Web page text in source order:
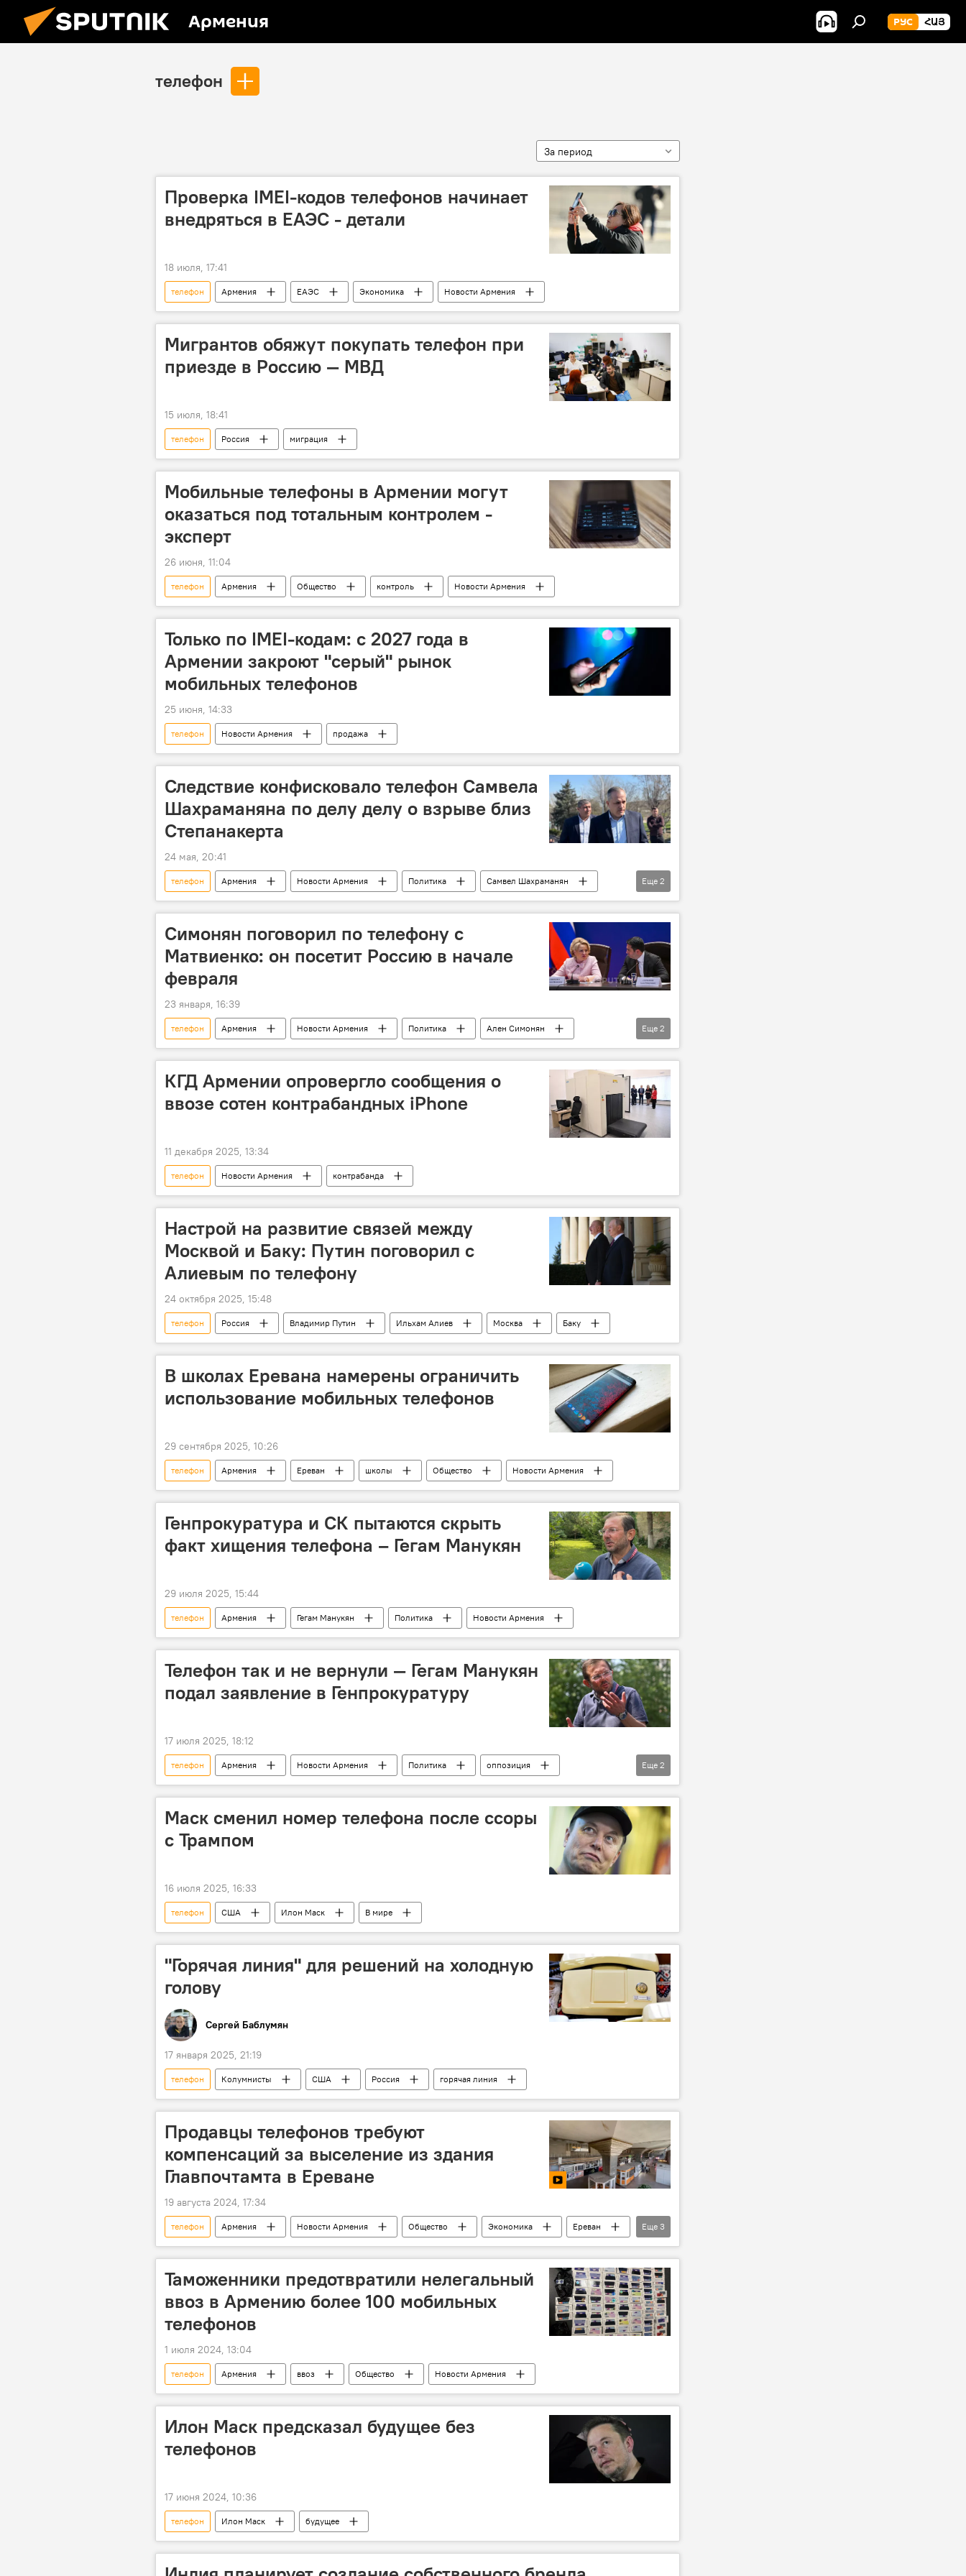
Армения РУС ՀԱՅ
телефон
За период
Проверка IMEI-кодов телефонов начинает
внедряться в ЕАЭС - детали
18 июля, 17:41
телефон Армения ЕАЭС Экономика Новости Армения
Мигрантов обяжут покупать телефон при
приезде в Россию — МВД
15 июля, 18:41
телефон Россия миграция
Мобильные телефоны в Армении могут
оказаться под тотальным контролем -
эксперт
26 июня, 11:04
телефон Армения Общество контроль Новости Армения
Только по IMEI-кодам: с 2027 года в
Армении закроют "серый" рынок
мобильных телефонов
25 июня, 14:33
телефон Новости Армения продажа
Следствие конфисковало телефон Самвела
Шахраманяна по делу делу о взрыве близ
Степанакерта
24 мая, 20:41
телефон Армения Новости Армения Политика
Самвел Шахраманян
Взрыв
Степанакерт
Еще 2
Симонян поговорил по телефону с
Матвиенко: он посетит Россию в начале
февраля
23 января, 16:39
телефон Армения Новости Армения Политика
Ален Симонян
Валентина Матвиенко
Россия
Еще 2
КГД Армении опровергло сообщения о
ввозе сотен контрабандных iPhone
11 декабря 2025, 13:34
телефон Новости Армения контрабанда
Настрой на развитие связей между
Москвой и Баку: Путин поговорил с
Алиевым по телефону
24 октября 2025, 15:48
телефон Россия Владимир Путин Ильхам Алиев Москва Баку
В школах Еревана намерены ограничить
использование мобильных телефонов
29 сентября 2025, 10:26
телефон Армения Ереван школы Общество Новости Армения
Генпрокуратура и СК пытаются скрыть
факт хищения телефона – Гегам Манукян
29 июля 2025, 15:44
телефон Армения Гегам Манукян Политика Новости Армения
Телефон так и не вернули — Гегам Манукян
подал заявление в Генпрокуратуру
17 июля 2025, 18:12
телефон Армения Новости Армения Политика
оппозиция
Гегам Манукян
Генеральная прокуратура
Еще 2
Маск сменил номер телефона после ссоры
с Трампом
16 июля 2025, 16:33
телефон США Илон Маск В мире
"Горячая линия" для решений на холодную
голову
Сергей Баблумян
17 января 2025, 21:19
телефон Колумнисты США Россия горячая линия
Продавцы телефонов требуют
компенсаций за выселение из здания
Главпочтамта в Ереване
19 августа 2024, 17:34
телефон Армения Новости Армения Общество Экономика
Ереван
продавец
компенсация Видео
Еще 3
Таможенники предотвратили нелегальный
ввоз в Армению более 100 мобильных
телефонов
1 июля 2024, 13:04
телефон Армения ввоз Общество Новости Армения
Илон Маск предсказал будущее без
телефонов
17 июня 2024, 10:36
телефон Илон Маск будущее